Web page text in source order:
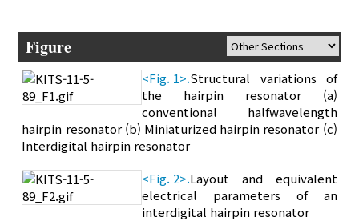
Figure
<Fig. 1>.Structural variations of
the hairpin resonator (a)
conventional halfwavelength
hairpin resonator (b) Miniaturized hairpin resonator (c)
Interdigital hairpin resonator
<Fig. 2>.Layout and equivalent
electrical parameters of an
interdigital hairpin resonator